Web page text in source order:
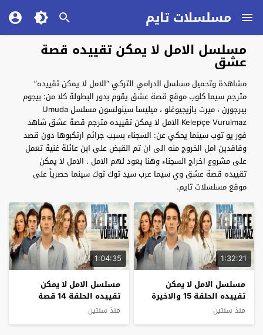
مسلسلات تايم
مسلسل الامل لا يمكن تقييده قصة
عشق
مشاهدة وتحميل مسلسل الدرامي التركي “الامل لا يمكن تقييده”
مترجم سيما كلوب موقع قصة عشق يقوم بدور البطولة كلا من: بيجوم
بيرجورن ، ميرت يازيجيوغلو ، ميليسا سينولسون مسلسل Umuda
Kelepçe Vurulmaz الامل لا يمكن تقييده مترجم قصة عشق شاهد
فور يو توب سينما يحكي عن: السجناء بسبب جرائم ارتكبوها دون قصد
وفاقدين امل الخروج منه الى ان تم القبض على ابن عائلة غنية تعمل
على مشروع اخراج السجناء وهنا يعود لهم الامل . الامل لا يمكن
تقييده قصة عشق وي سيما عرب سيد توك توك سينما حصرياً على
موقع مسلسلات تايم.
1:32:21
مسلسل الامل لا يمكن
تقييده الحلقة 15 والاخيرة
قصة عشق
منذ سنتين
1:04:35
مسلسل الامل لا يمكن
تقييده الحلقة 14 قصة
عشق
منذ سنتين